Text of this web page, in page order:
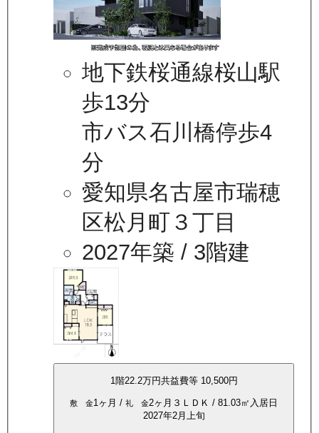
地下鉄桜通線桜山駅
歩13分
市バス石川橋停歩4
分
愛知県名古屋市瑞穂
区松月町３丁目
2027年築 / 3階建
1階22.2万円共益費等 10,500円
敷 金1ヶ月 / 礼 金2ヶ月 ３ＬＤＫ / 81.03㎡ 入居日
2027年2月上旬